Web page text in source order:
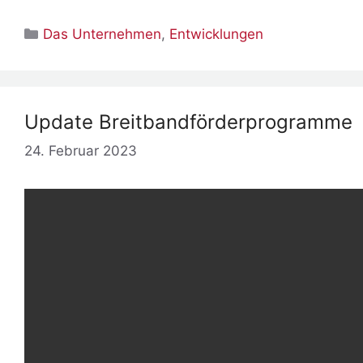
Kategorien
Das Unternehmen, Entwicklungen
Update Breitbandförderprogramme
24. Februar 2023